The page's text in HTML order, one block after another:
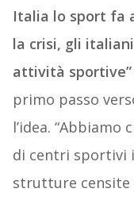
Italia lo sport fa
la crisi, gli
attività sportive”
primo passo
l’idea.
di centri sportivi
strutture